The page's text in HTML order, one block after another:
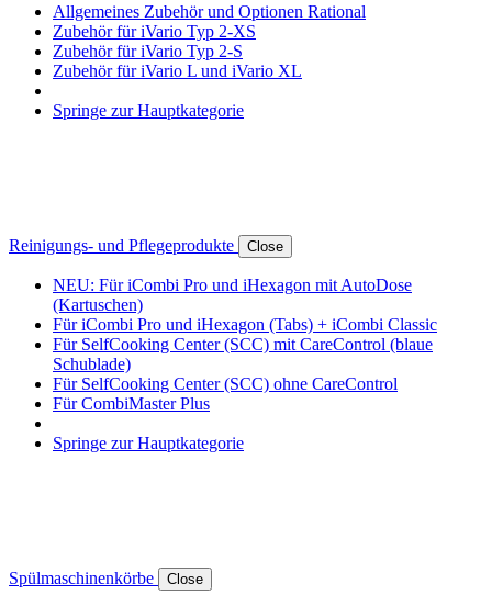
Allgemeines Zubehör und Optionen Rational
Zubehör für iVario Typ 2-XS
Zubehör für iVario Typ 2-S
Zubehör für iVario L und iVario XL
Springe zur Hauptkategorie
Reinigungs- und Pflegeprodukte Close
NEU: Für iCombi Pro und iHexagon mit AutoDose
(Kartuschen)
Für iCombi Pro und iHexagon (Tabs) + iCombi Classic
Für SelfCooking Center (SCC) mit CareControl (blaue
Schublade)
Für SelfCooking Center (SCC) ohne CareControl
Für CombiMaster Plus
Springe zur Hauptkategorie
Spülmaschinenkörbe Close